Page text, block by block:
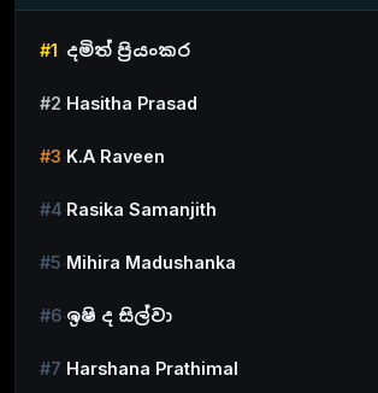
#1 දමිත් ප්‍රියංකර
#2 Hasitha Prasad
#3 K.A Raveen
#4 Rasika Samanjith
#5 Mihira Madushanka
#6 ඉෂි ද සිල්වා
#7 Harshana Prathimal